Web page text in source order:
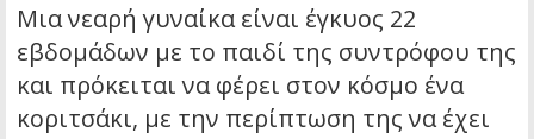
Μια νεαρή γυναίκα είναι έγκυος 22
εβδομάδων με το παιδί της συντρόφου της
και πρόκειται να φέρει στον κόσμο ένα
κοριτσάκι, με την περίπτωση της να έχει